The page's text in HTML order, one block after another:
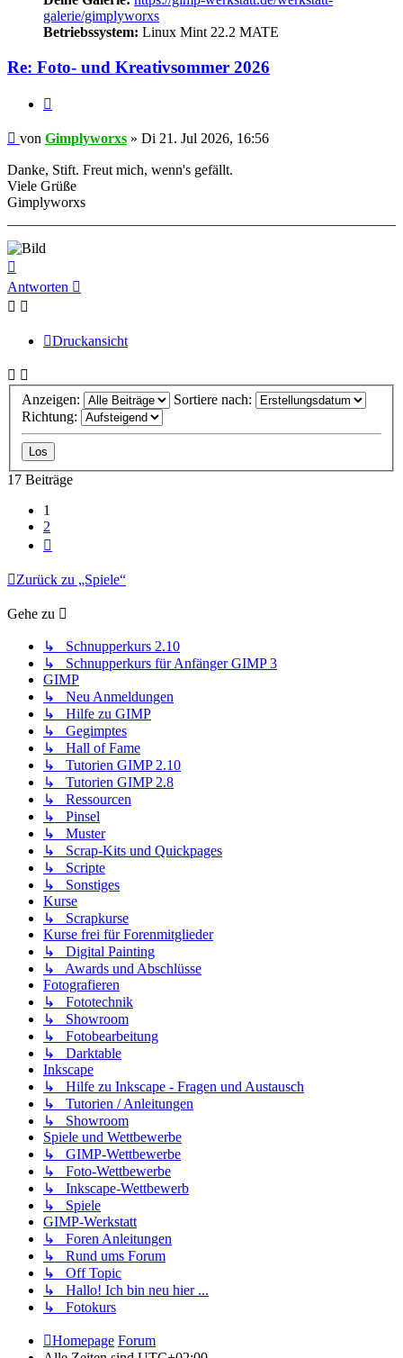
galerie/gimplyworxs
Betriebssystem: Linux Mint 22.2 MATE
Re: Foto- und Kreativsommer 2026
Beitrag
von Gimplyworxs » Di 21. Jul 2026, 16:56
Danke, Stift. Freut mich, wenn's gefällt.
Viele Grüße
Gimplyworxs
oben
Antworten
Druckansicht
Anzeigen:
Sortiere nach:
Richtung:
17 Beiträge
1
2
Zurück zu „Spiele“
Gehe zu
↳ Schnupperkurs 2.10
↳ Schnupperkurs für Anfänger GIMP 3
GIMP
↳ Neu Anmeldungen
↳ Hilfe zu GIMP
↳ Gegimptes
↳ Hall of Fame
↳ Tutorien GIMP 2.10
↳ Tutorien GIMP 2.8
↳ Ressourcen
↳ Pinsel
↳ Muster
↳ Scrap-Kits und Quickpages
↳ Scripte
↳ Sonstiges
Kurse
↳ Scrapkurse
Kurse frei für Forenmitglieder
↳ Digital Painting
↳ Awards und Abschlüsse
Fotografieren
↳ Fototechnik
↳ Showroom
↳ Fotobearbeitung
↳ Darktable
Inkscape
↳ Hilfe zu Inkscape - Fragen und Austausch
↳ Tutorien / Anleitungen
↳ Showroom
Spiele und Wettbewerbe
↳ GIMP-Wettbewerbe
↳ Foto-Wettbewerbe
↳ Inkscape-Wettbewerb
↳ Spiele
GIMP-Werkstatt
↳ Foren Anleitungen
↳ Rund ums Forum
↳ Off Topic
↳ Hallo! Ich bin neu hier ...
↳ Fotokurs
Homepage Forum